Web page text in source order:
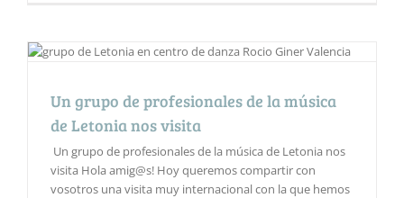
Un grupo de profesionales de la música
de Letonia nos visita
Un grupo de profesionales de la música de Letonia nos
visita Hola amig@s! Hoy queremos compartir con
vosotros una visita muy internacional con la que hemos